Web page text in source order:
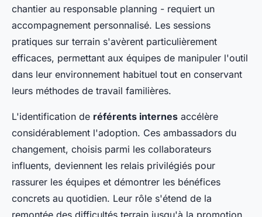
chantier au responsable planning - requiert un
accompagnement personnalisé. Les sessions
pratiques sur terrain s'avèrent particulièrement
efficaces, permettant aux équipes de manipuler l'outil
dans leur environnement habituel tout en conservant
leurs méthodes de travail familières.
L'identification de référents internes accélère
considérablement l'adoption. Ces ambassadors du
changement, choisis parmi les collaborateurs
influents, deviennent les relais privilégiés pour
rassurer les équipes et démontrer les bénéfices
concrets au quotidien. Leur rôle s'étend de la